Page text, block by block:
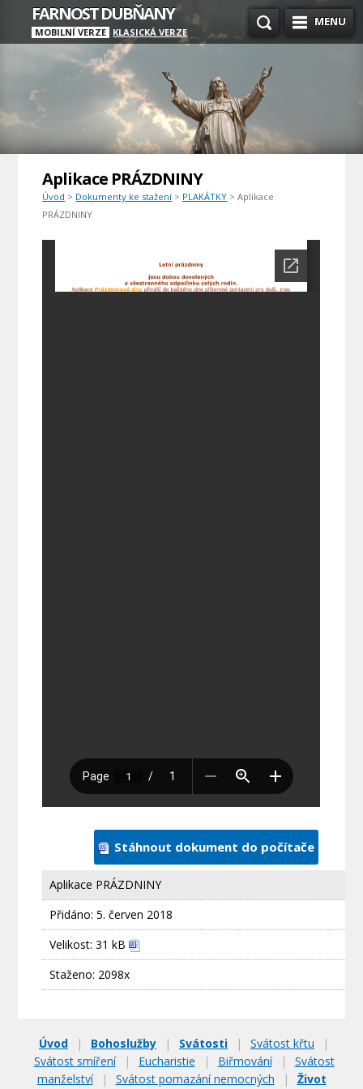
MENU
FARNOST DUBŇANY
MOBILNÍ VERZE KLASICKÁ VERZE
Aplikace PRÁZDNINY
Úvod > Dokumenty ke stažení > PLAKÁTKY > Aplikace
PRÁZDNINY
Stáhnout dokument do počítače
Aplikace PRÁZDNINY
Přidáno:5. červen 2018
Velikost: 31 kB
Staženo: 2098x
Úvod | Bohoslužby | Svátosti | Svátost křtu
|
Svátost smíření
| Eucharistie | Biřmování |
Svátost
manželství
| Svátost pomazání nemocných | Život